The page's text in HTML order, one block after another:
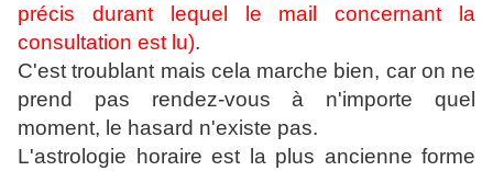
précis durant lequel le mail concernant la
consultation est lu).
C'est troublant mais cela marche bien, car on ne
prend pas rendez-vous à n'importe quel
moment, le hasard n'existe pas.
L'astrologie horaire est la plus ancienne forme